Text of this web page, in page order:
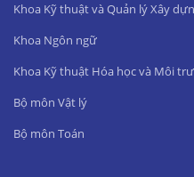
Khoa Kỹ thuật và Quản lý Xây
Khoa Ngôn ngữ
Khoa Kỹ thuật Hóa học và Môi
Bộ môn Vật lý
Bộ môn Toán